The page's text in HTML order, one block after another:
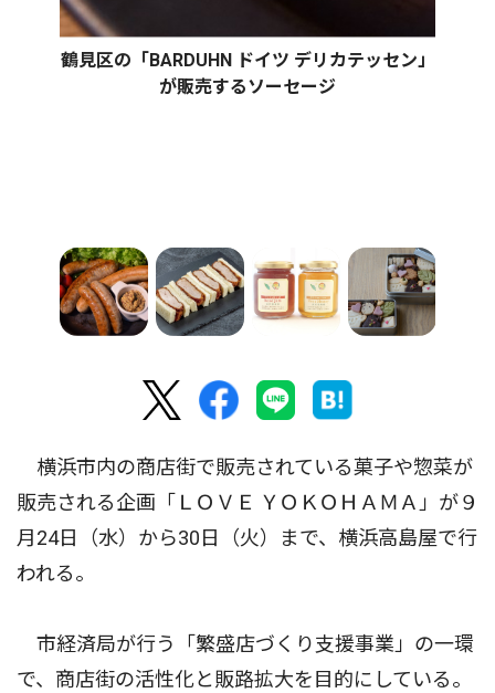
鶴見区の「BARDUHN ドイツ デリカテッセン」
が販売するソーセージ
横浜市内の商店街で販売されている菓子や惣菜が
販売される企画「ＬＯＶＥ ＹＯＫＯＨＡＭＡ」が９
月24日（水）から30日（火）まで、横浜高島屋で行
われる。
市経済局が行う「繁盛店づくり支援事業」の一環
で、商店街の活性化と販路拡大を目的にしている。